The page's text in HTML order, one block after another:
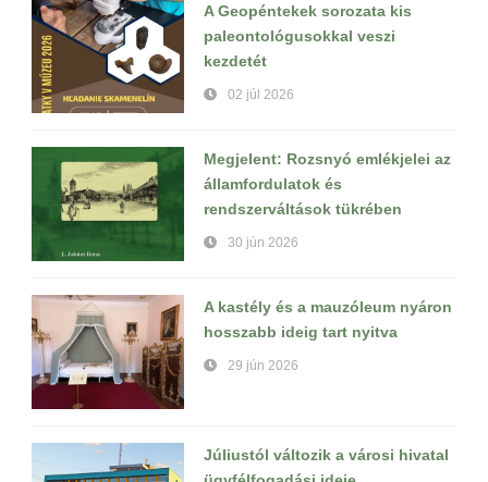
A Geopéntekek sorozata kis
paleontológusokkal veszi
kezdetét
02 júl 2026
Megjelent: Rozsnyó emlékjelei az
államfordulatok és
rendszerváltások tükrében
30 jún 2026
A kastély és a mauzóleum nyáron
hosszabb ideig tart nyitva
29 jún 2026
Júliustól változik a városi hivatal